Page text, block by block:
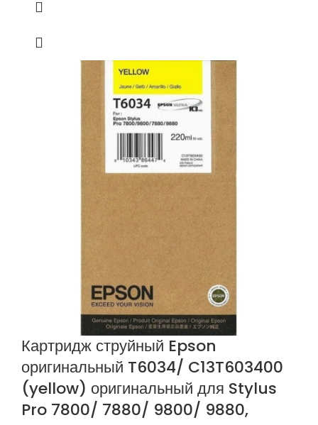
Картридж струйный Epson
оригинальный T6034/ C13T603400
(yellow) оригинальный для Stylus
Pro 7800/ 7880/ 9800/ 9880,